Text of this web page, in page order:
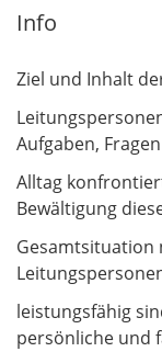
Info
Ziel und Inhalt
Aufgaben,
Alltag
Bewältigung
Gesamtsituation
leistungsfähig
persönliche und